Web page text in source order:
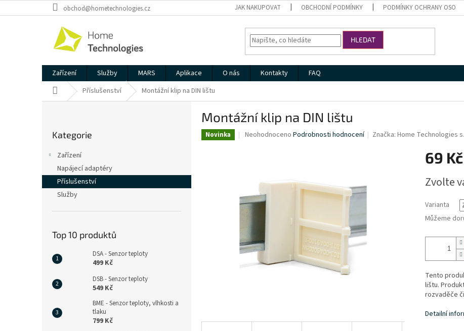
na
obchod@hometechnologies.cz JAK NAKUPOVAT OBCHODNÍ PODMÍNKY PODMÍNKY OCHRANY
HLEDAT
Zařízení Služby MARS Aplikace O nás Kontakty
FAQ
Domů Příslušenství Montážní klip na DIN lištu
n
kategorie
Kategorie
Zařízení
Napájecí adaptéry
Příslušenství
Služby
Top 10 produktů
DSA - Senzor teploty
499 Kč
DSB - Senzor teploty
549 Kč
BME - Senzor teploty, vlhkosti a
tlaku
799 Kč
Montážní klip na DIN lištu
Novinka
Průměrné
hvězdiček.
Neohodnoceno Podrobnosti hodnocení Značka:Home Technologies
69 Kč
cena:
Zvolte
Varianta
Můžeme
Tento
lištu.
rozvaděče
Detailní